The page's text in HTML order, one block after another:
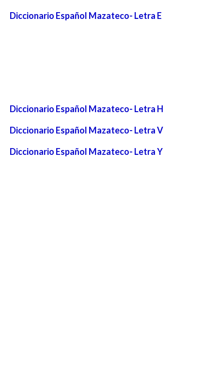
Diccionario Español Mazateco- Letra E
Diccionario Español Mazateco- Letra H
Diccionario Español Mazateco- Letra V
Diccionario Español Mazateco- Letra Y